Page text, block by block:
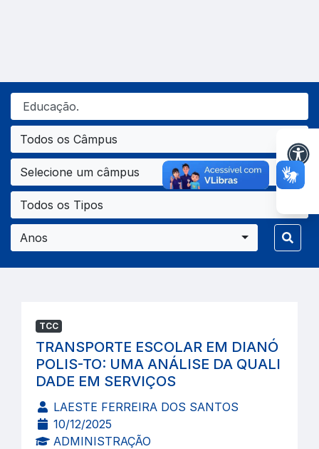
Todos os Câmpus
Selecione um câmpus
Todos os Tipos
Anos
TCC
TRANSPORTE ESCOLAR EM DIANÓ
POLIS-TO: UMA ANÁLISE DA QUALI
DADE EM SERVIÇOS
LAESTE FERREIRA DOS SANTOS
10/12/2025
ADMINISTRAÇÃO